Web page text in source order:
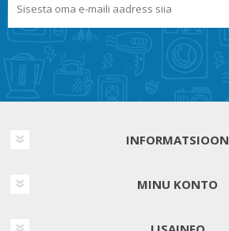
INFORMATSIOON
MINU KONTO